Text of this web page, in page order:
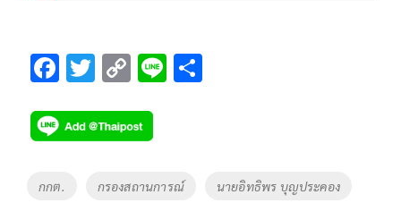
F
e
b
o
T
tt
er
C
p
y
Li
Li
Tags
กกต. กรองสถานการณ์ นายอิทธิพร บุญประคอง